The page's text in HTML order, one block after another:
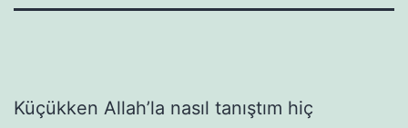
Küçükken Allah’la nasıl tanıştım hiç